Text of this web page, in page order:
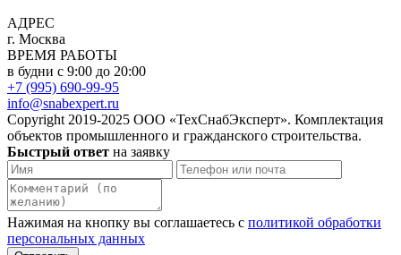
АДРЕС
г. Москва
ВРЕМЯ РАБОТЫ
в будни с 9:00 до 20:00
+7 (995) 690-99-95
info@snabexpert.ru
Copyright 2019-2025 ООО «ТехСнабЭксперт». Комплектация
объектов промышленного и гражданского строительства.
Быстрый ответ на заявку
Нажимая на кнопку вы соглашаетесь с политикой обработки
персональных данных